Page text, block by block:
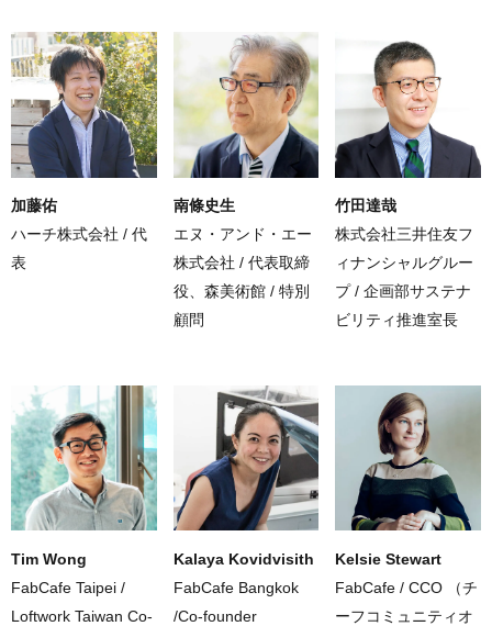
加藤佑
ハーチ株式会社 / 代
表
南條史生
エヌ・アンド・エー
株式会社 / 代表取締
役、森美術館 / 特別
顧問
竹田達哉
株式会社三井住友フ
ィナンシャルグルー
プ / 企画部サステナ
ビリティ推進室長
Tim Wong
FabCafe Taipei /
Loftwork Taiwan Co-
Kalaya Kovidvisith
FabCafe Bangkok
/Co-founder
Kelsie Stewart
FabCafe / CCO （チ
ーフコミュニティオ